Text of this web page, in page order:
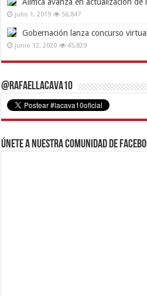
julio 1, 2019 56,847
Gobernación lanza concurso
junio 12, 2020 45,829
@RafaelLacava10
Únete a nuestra comunidad de